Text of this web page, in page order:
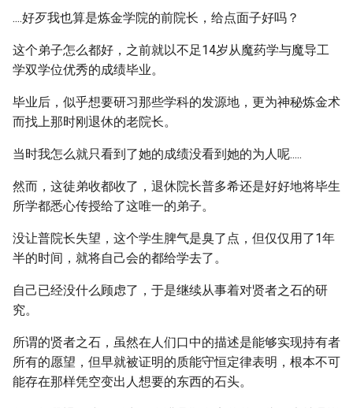
....好歹我也算是炼金学院的前院长，给点面子好吗？
这个弟子怎么都好，之前就以不足14岁从魔药学与魔导工
学双学位优秀的成绩毕业。
毕业后，似乎想要研习那些学科的发源地，更为神秘炼金术
而找上那时刚退休的老院长。
当时我怎么就只看到了她的成绩没看到她的为人呢.....
然而，这徒弟收都收了，退休院长普多希还是好好地将毕生
所学都悉心传授给了这唯一的弟子。
没让普院长失望，这个学生脾气是臭了点，但仅仅用了1年
半的时间，就将自己会的都给学去了。
自己已经没什么顾虑了，于是继续从事着对贤者之石的研
究。
所谓的贤者之石，虽然在人们口中的描述是能够实现持有者
所有的愿望，但早就被证明的质能守恒定律表明，根本不可
能存在那样凭空变出人想要的东西的石头。